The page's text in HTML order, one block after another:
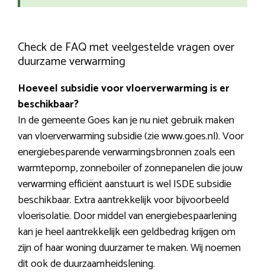
Check de FAQ met veelgestelde vragen over
duurzame verwarming
Hoeveel subsidie voor vloerverwarming is er
beschikbaar?
In de gemeente Goes kan je nu niet gebruik maken
van vloerverwarming subsidie (zie www.goes.nl). Voor
energiebesparende verwarmingsbronnen zoals een
warmtepomp, zonneboiler of zonnepanelen die jouw
verwarming efficiënt aanstuurt is wel ISDE subsidie
beschikbaar. Extra aantrekkelijk voor bijvoorbeeld
vloerisolatie. Door middel van energiebespaarlening
kan je heel aantrekkelijk een geldbedrag krijgen om
zijn of haar woning duurzamer te maken. Wij noemen
dit ook de duurzaamheidslening.